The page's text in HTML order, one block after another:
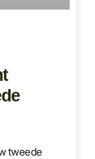
tweede